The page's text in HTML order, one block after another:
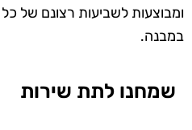
ומבוצעות לשביעות רצונם של
במבנה.
שמחנו לתת שירות